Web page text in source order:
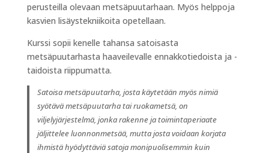
perusteilla olevaan metsäpuutarhaan. Myös helppoja
kasvien lisäystekniikoita opetellaan.
Kurssi sopii kenelle tahansa satoisasta
metsäpuutarhasta haaveilevalle ennakkotiedoista ja -
taidoista riippumatta.
Satoisa metsäpuutarha, josta käytetään myös nimiä
syötävä metsäpuutarha tai ruokametsä, on
viljelyjärjestelmä, jonka rakenne ja toimintaperiaate
jäljittelee luonnonmetsää, mutta josta voidaan korjata
ihmistä hyödyttäviä satoja monipuolisemmin kuin